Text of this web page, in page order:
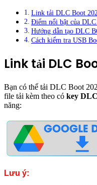
Link tải DLC Boot
Điểm nổi bật của
Hướng dẫn tạo DLC
Cách kiểm tra USB
Link tải DLC
Bạn có thể tải DLC Boot
file tải kèm theo có key
năng:
Lưu ý: